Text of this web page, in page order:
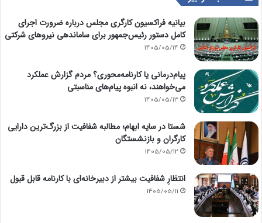
بیانیه فراکسیون کارگری مجلس درباره ضرورت اجرای
کامل دستور رئیس‌جمهور برای ساماندهی نیروهای شرکتی
1405/05/14
پیام‌درمانی یا کارنامه‌محوری؟ مردم گزارش عملکرد
می‌خواهند، نه انبوه پیام‌های مناسبتی
1405/05/13
شستا در سایه ابهام؛ مطالبه شفافیت از بزرگ‌ترین دارایی
کارگران و بازنشستگان
1405/05/12
انتظارِ شفافیت بیشتر از دبیرخانه‌ای با کارنامه قابل قبول
1405/05/11